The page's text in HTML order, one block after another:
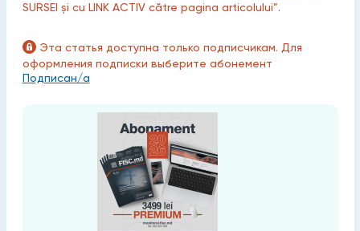
SURSEI și cu LINK ACTIV către pagina articolului”.
Эта статья доступна только подписчикам. Для
оформления подписки выберите абонемент
Подписан/а